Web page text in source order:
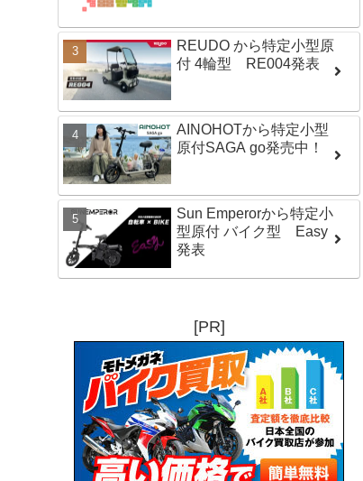
REUDO から特定小型原
付 4輪型 RE004発表
AINOHOTから特定小型
原付SAGA go発売中！
Sun Emperorから特定小
型原付 バイク型 Easy
発表
[PR]